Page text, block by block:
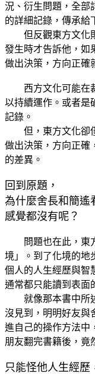
況、衍生問題，全部
的詳細記錄，傳承給
但反觀東方文化則
發生時才告訴他，如
做出決策，方向正確
西方文化可能在裁
以持續運作。或者是
記錄。
但，東方文化卻僅
做出決策，方向正確
的差異。
回到原題，
為什麼舍長和簡遙
感覺都沒有呢？
問題也在此，東方
境」。到了化境的地
個人的人生經歷與智
通常都只能讀到表面
就像那本書中所述
沒見到，明明好友與
進自己的操作方法中
朋友翻完書籍後，竟
只能怪他人生經歷